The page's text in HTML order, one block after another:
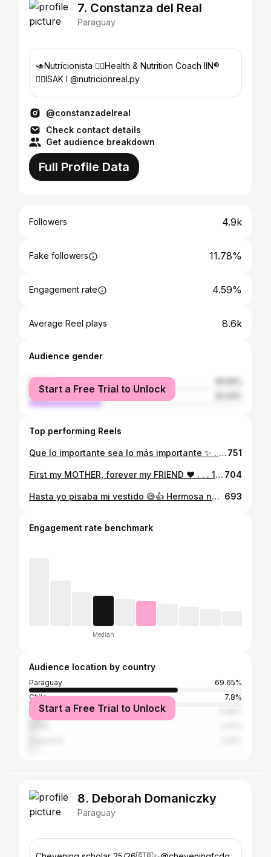
7. Constanza del Real
Paraguay
🥑Nutricionista 🧘‍♀️Health & Nutrition Coach IIN®️
🏋️‍♀️ISAK I @nutricionreal.py
@constanzadelreal
Check contact details
Get audience breakdown
Full Profile Data
Followers 4.9k
Fake followers 11.78%
Engagement rate 4.59%
Average Reel plays 8.6k
Audience gender
female
male
Start a Free Trial to Unlock
Top performing Reels
Que lo importante sea lo más importante ✨ . . Gracias a mis amigos y familia que se hicieron sentir cerca aun que estemos lejos♥️ . . #quarantinebirthday751
First my MOTHER, forever my FRIEND ♥️ . . . 15•05•2020 . . *Hermoso día de la madre en cuarentena* 🙏🤍 704
Hasta yo pisaba mi vestido 😅👍 Hermosa noche ✨♥️ #sofiyrengui 693
Engagement rate benchmark
Median
Audience location by country
Paraguay
69.65%
Chile
7.8%
United States
Start a Free Trial to Unlock
8. Deborah Domaniczky
Paraguay